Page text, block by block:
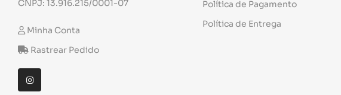
CNPJ: 13.916.215/0001-07
Minha Conta
Rastrear Pedido
Política de Pagamento
Política de Entrega